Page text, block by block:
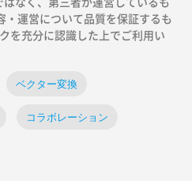
運営について品質を保証するも
を充分に認識した上でご利用い
ベクター変換
コラボレーション